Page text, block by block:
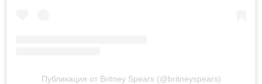
Публикация от Britney Spears (@britneyspears)